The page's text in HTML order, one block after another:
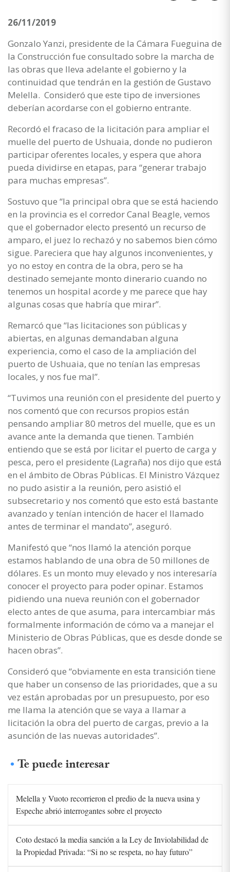
26/11/2019
Gonzalo Yanzi, presidente de la Cámara Fueguina de
la Construcción fue consultado sobre la marcha de
las obras que lleva adelante el gobierno y la
continuidad que tendrán en la gestión de Gustavo
Melella. Consideró que este tipo de inversiones
deberían acordarse con el gobierno entrante.
Recordó el fracaso de la licitación para ampliar el
muelle del puerto de Ushuaia, donde no pudieron
participar oferentes locales, y espera que ahora
pueda dividirse en etapas, para “generar trabajo
para muchas empresas”.
Sostuvo que “la principal obra que se está haciendo
en la provincia es el corredor Canal Beagle, vemos
que el gobernador electo presentó un recurso de
amparo, el juez lo rechazó y no sabemos bien cómo
sigue. Pareciera que hay algunos inconvenientes, y
yo no estoy en contra de la obra, pero se ha
destinado semejante monto dinerario cuando no
tenemos un hospital acorde y me parece que hay
algunas cosas que habría que mirar”.
Remarcó que “las licitaciones son públicas y
abiertas, en algunas demandaban alguna
experiencia, como el caso de la ampliación del
puerto de Ushuaia, que no tenían las empresas
locales, y nos fue mal”.
“Tuvimos una reunión con el presidente del puerto y
nos comentó que con recursos propios están
pensando ampliar 80 metros del muelle, que es un
avance ante la demanda que tienen. También
entiendo que se está por licitar el puerto de carga y
pesca, pero el presidente (Lagraña) nos dijo que está
en el ámbito de Obras Públicas. El Ministro Vázquez
no pudo asistir a la reunión, pero asistió el
subsecretario y nos comentó que esto está bastante
avanzado y tenían intención de hacer el llamado
antes de terminar el mandato”, aseguró.
Manifestó que “nos llamó la atención porque
estamos hablando de una obra de 50 millones de
dólares. Es un monto muy elevado y nos interesaría
conocer el proyecto para poder opinar. Estamos
pidiendo una nueva reunión con el gobernador
electo antes de que asuma, para intercambiar más
formalmente información de cómo va a manejar el
Ministerio de Obras Públicas, que es desde donde se
hacen obras”.
Consideró que “obviamente en esta transición tiene
que haber un consenso de las prioridades, que a su
vez están aprobadas por un presupuesto, por eso
me llama la atención que se vaya a llamar a
licitación la obra del puerto de cargas, previo a la
asunción de las nuevas autoridades”.
Te puede interesar
Melella y Vuoto recorrieron el predio de la nueva usina y
Espeche abrió interrogantes sobre el proyecto
Coto destacó la media sanción a la Ley de Inviolabilidad de
la Propiedad Privada: “Si no se respeta, no hay futuro”